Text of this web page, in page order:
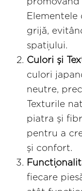
grijă,
spațiului.
Culori și
culori
neutre,
Texturile
piatra și
pentru a
și confort.
fiecare